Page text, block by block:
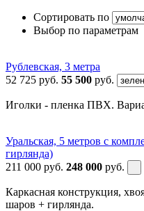
Сортировать по
Выбор по параметрам
Рублевская, 3 метра
52 725 руб. 55 500 руб.
Иголки - пленка ПВХ.
Уральская, 5 метров с
гирлянда)
211 000 руб. 248 000 руб.
Каркасная конструкция,
шаров + гирлянда.